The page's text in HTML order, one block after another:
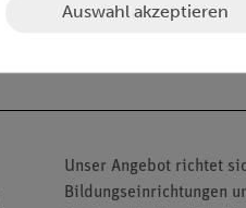
Unser Angebot richtet
Bildungseinrichtungen
Auswahl akzeptieren